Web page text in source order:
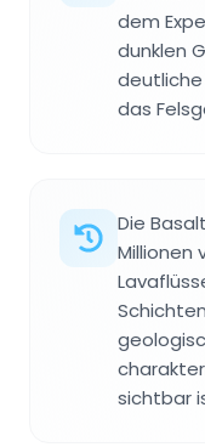
dem
dunklen
deutliche
das
Die
Millionen
sichtbar